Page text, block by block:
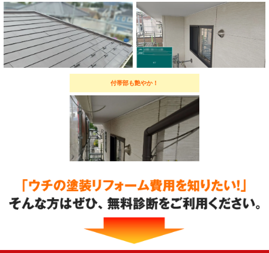
付帯部も艶やか！